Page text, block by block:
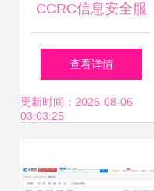
CCRC信息安全服
务资质认证 为信息
系统集成服务构筑
查看详情
更新时间：2026-08-06
03:03:25